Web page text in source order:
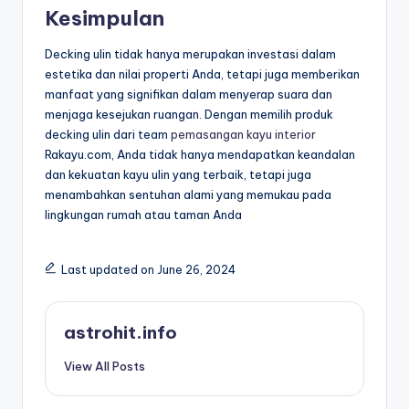
Kesimpulan
Decking ulin tidak hanya merupakan investasi dalam
estetika dan nilai properti Anda, tetapi juga memberikan
manfaat yang signifikan dalam menyerap suara dan
menjaga kesejukan ruangan. Dengan memilih produk
decking ulin dari team pemasangan kayu interior
Rakayu.com, Anda tidak hanya mendapatkan keandalan
dan kekuatan kayu ulin yang terbaik, tetapi juga
menambahkan sentuhan alami yang memukau pada
lingkungan rumah atau taman Anda
Last updated on June 26, 2024
astrohit.info
View All Posts